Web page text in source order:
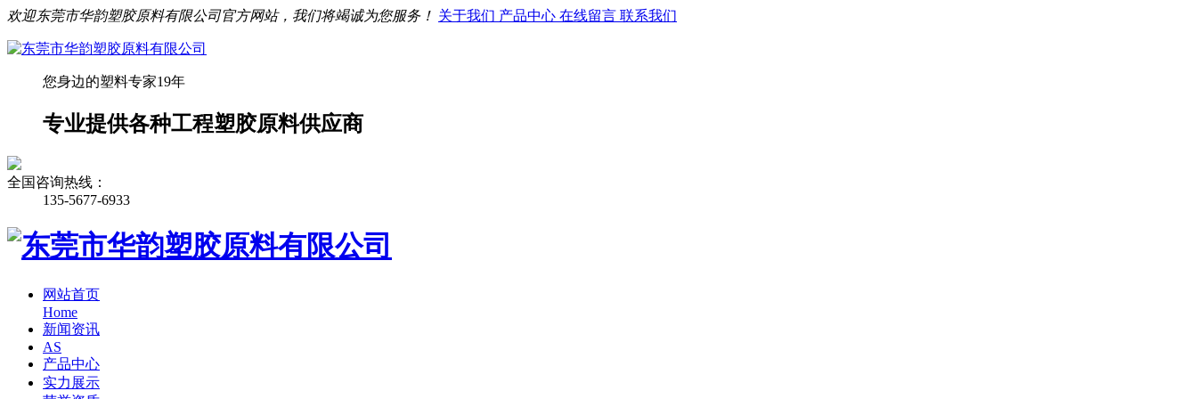
欢迎东莞市华韵塑胶原料有限公司官方网站，我们将竭诚为您服务！ 关于我们 产品中心 在线留言 联系我们
您身边的塑料专家19年
专业提供各种工程塑胶原料供应商
全国咨询热线：
135-5677-6933
网站首页
Home
新闻资讯
AS
产品中心
实力展示